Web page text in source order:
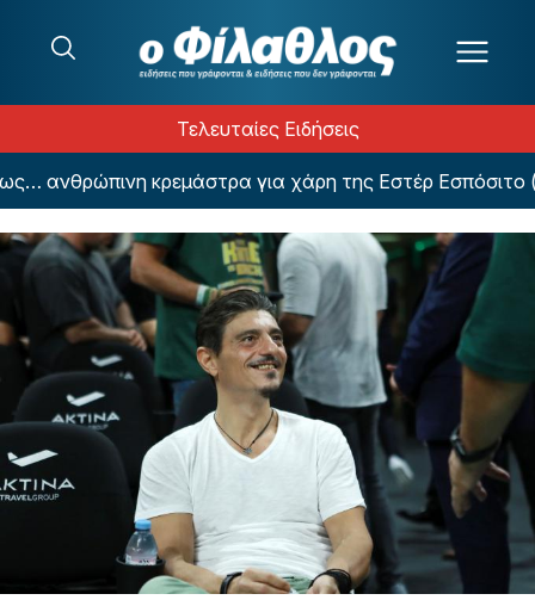
Τελευταίες Ειδήσεις
ανθρώπινη κρεμάστρα για χάρη της Εστέρ Εσπόσιτο